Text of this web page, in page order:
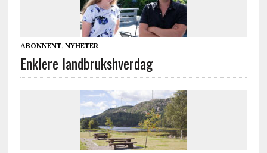
ABONNENT, NYHETER
Enklere landbrukshverdag